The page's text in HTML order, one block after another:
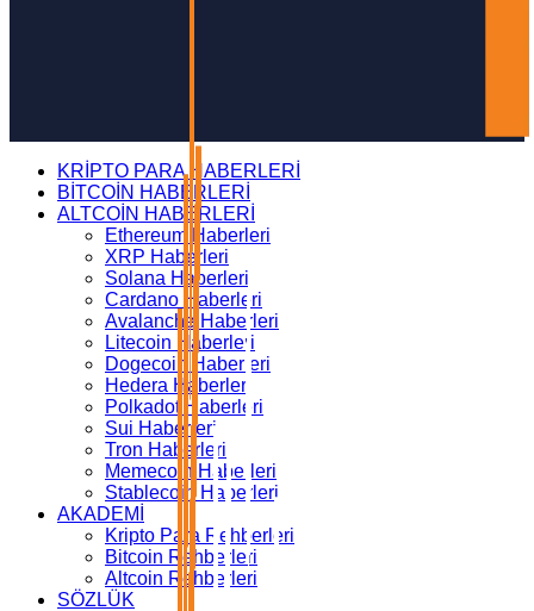
KRİPTO PARA HABERLERİ
BİTCOİN HABERLERİ
ALTCOİN HABERLERİ
Ethereum Haberleri
XRP Haberleri
Solana Haberleri
Cardano Haberleri
Avalanche Haberleri
Litecoin Haberleri
Dogecoin Haberleri
Hedera Haberleri
Polkadot Haberleri
Sui Haberleri
Tron Haberleri
Memecoin Haberleri
Stablecoin Haberleri
AKADEMİ
Kripto Para Rehberleri
Bitcoin Rehberleri
Altcoin Rehberleri
SÖZLÜK